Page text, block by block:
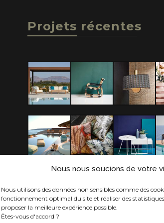
Nous nous soucions de votre
Nous utilisons des données non sensibles comme des
fonctionnement optimal du site et réaliser des
proposer la meilleure expérience possible.
Êtes-vous d'accord ?
Projets récentes